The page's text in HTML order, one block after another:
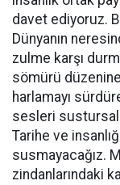
davet ediyoruz.
Dünyanın
zulme karşı
sömürü
harlamayı
sesleri
Tarihe ve
susmayacağız.
zindanlarındaki